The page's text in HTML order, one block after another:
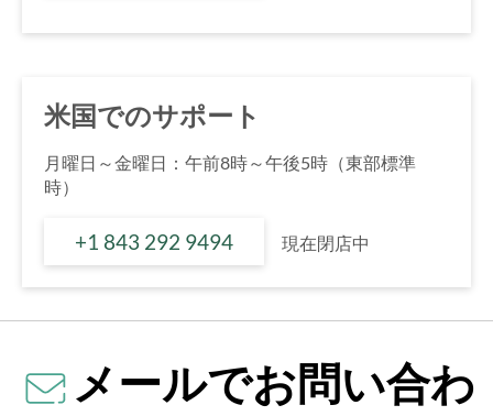
米国でのサポート
月曜日～金曜日：午前8時～午後5時（東部標準
時）
+1 843 292 9494 現在閉店中
メールでお問い合わ